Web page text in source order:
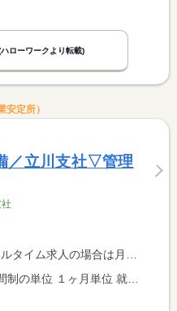
ハローワークより転載)
定所）
／立川支社▽管理
、パート求人の場合は時間額を表示しています。
変形労働時間制 変形労働時間制の単位 １ヶ月単位 就業時間１ 8時00分〜20時00分 就業時間２ 20時00分〜8時00分 就業時間に関する特記事項 （１）実働１０Ｈ 休憩２Ｈ 日給１４，５００円 <BR> （２）実働１０Ｈ 休憩２Ｈ 日給１６，５００円：深夜割増含 <BR> 組み合わせたシフト制 <BR> 日勤のみ・夜勤のみも相談ＯＫ